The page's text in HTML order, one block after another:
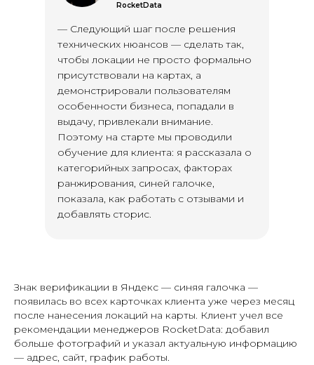
— Следующий шаг после решения
технических нюансов — сделать так,
чтобы локации не просто формально
присутствовали на картах, а
демонстрировали пользователям
особенности бизнеса, попадали в
выдачу, привлекали внимание.
Поэтому на старте мы проводили
обучение для клиента: я рассказала о
категорийных запросах, факторах
ранжирования, синей галочке,
показала, как работать с отзывами и
добавлять сторис.
RocketData
Знак верификации в Яндекс — синяя галочка —
появилась во всех карточках клиента уже через месяц
после нанесения локаций на карты. Клиент учел все
рекомендации менеджеров RocketData: добавил
больше фотографий и указал актуальную информацию
— адрес, сайт, график работы.